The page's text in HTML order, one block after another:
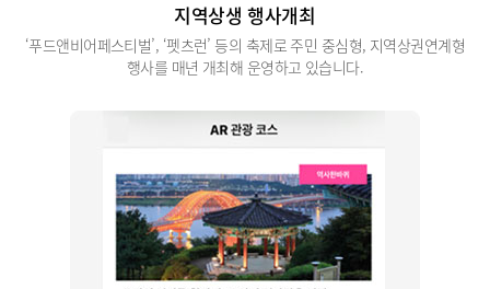
지역상생 행사개최
‘푸드앤비어페스티벌’, ‘펫츠런’ 등의 축제로 주민 중심형, 지역상권연계형
행사를 매년 개최해 운영하고 있습니다.